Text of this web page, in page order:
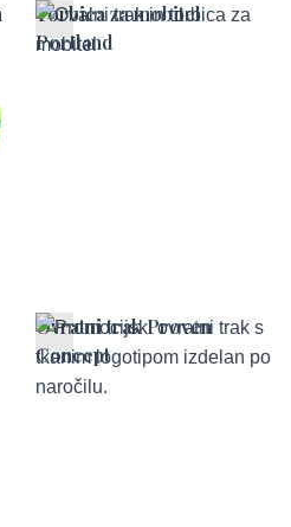
Torbica za mobitel
Portland
Ovratni trak Proven
Concept